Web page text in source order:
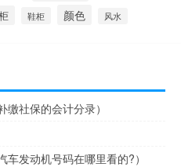
鞋柜 颜色 风水
社保的会计分录）
发动机号码在哪里看的?）